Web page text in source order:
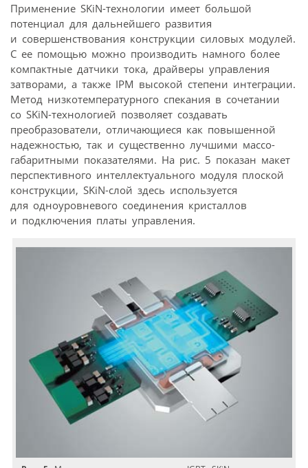
Применение SKiN-технологии имеет большой
потенциал для дальнейшего развития
и совершенствования конструкции силовых модулей.
С ее помощью можно производить намного более
компактные датчики тока, драйверы управления
затворами, а также IPM высокой степени интеграции.
Метод низкотемпературного спекания в сочетании
со SKiN-технологией позволяет создавать
преобразователи, отличающиеся как повышенной
надежностью, так и существенно лучшими массо-
габаритными показателями. На рис. 5 показан макет
перспективного интеллектуального модуля плоской
конструкции, SKiN-слой здесь используется
для одноуровневого соединения кристаллов
и подключения платы управления.